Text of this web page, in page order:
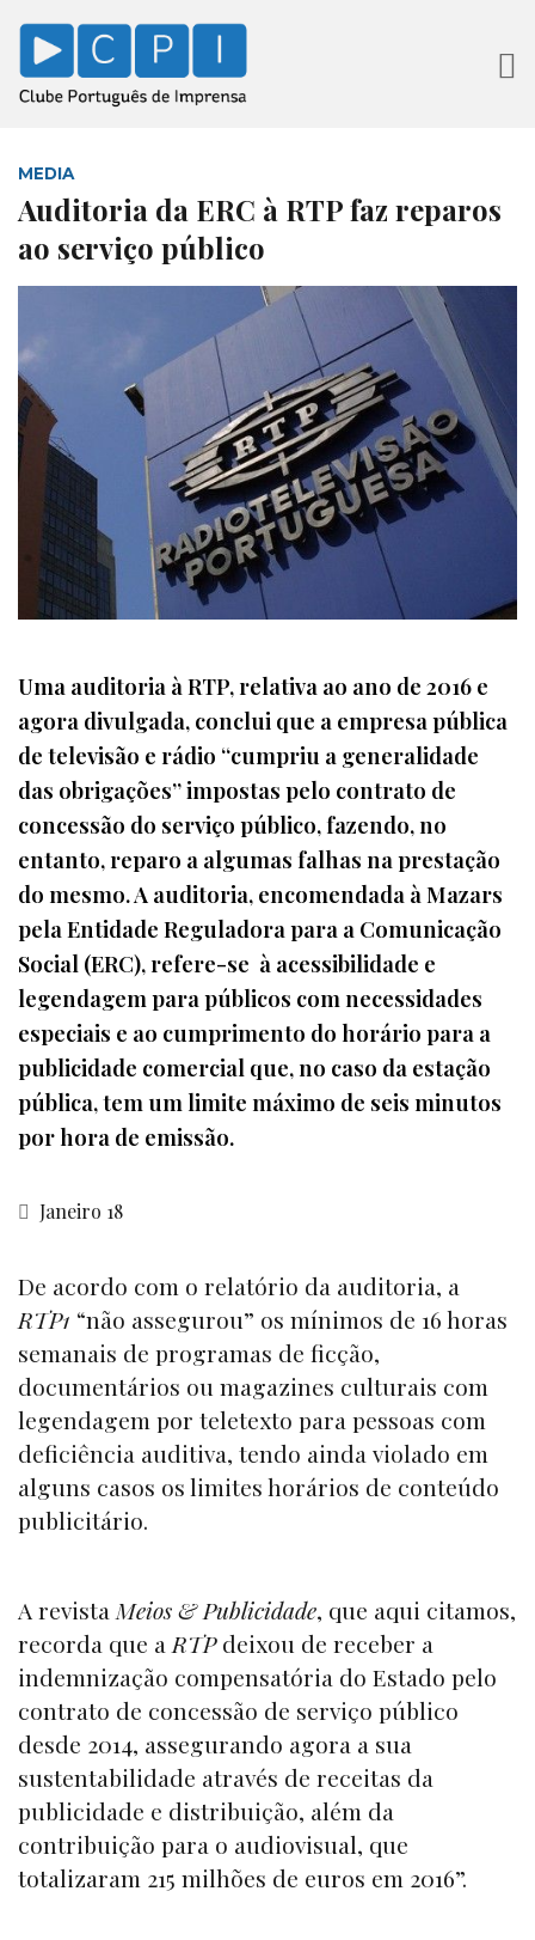
MEDIA
Auditoria da ERC à RTP faz reparos
ao serviço público
Uma auditoria à RTP, relativa ao ano de 2016 e
agora divulgada, conclui que a empresa pública
de televisão e rádio “cumpriu a generalidade
das obrigações” impostas pelo contrato de
concessão do serviço público, fazendo, no
entanto, reparo a algumas falhas na prestação
do mesmo. A auditoria, encomendada à Mazars
pela Entidade Reguladora para a Comunicação
Social (ERC), refere-se à acessibilidade e
legendagem para públicos com necessidades
especiais e ao cumprimento do horário para a
publicidade comercial que, no caso da estação
pública, tem um limite máximo de seis minutos
por hora de emissão.
Janeiro 18
De acordo com o relatório da auditoria, a
RTP1 “não assegurou” os mínimos de 16 horas
semanais de programas de ficção,
documentários ou magazines culturais com
legendagem por teletexto para pessoas com
deficiência auditiva, tendo ainda violado em
alguns casos os limites horários de conteúdo
publicitário.
A revistaMeios & Publicidade, que aqui citamos,
recorda que aRTPdeixou de receber a
indemnização compensatória do Estado pelo
contrato de concessão de serviço público
desde 2014, assegurando agora a sua
sustentabilidade através de receitas da
publicidade e distribuição, além da
contribuição para o audiovisual, que
totalizaram 215 milhões de euros em 2016”.